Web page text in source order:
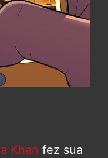
Khan fez sua